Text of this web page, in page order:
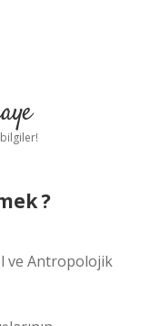
?
ve Antropolojik